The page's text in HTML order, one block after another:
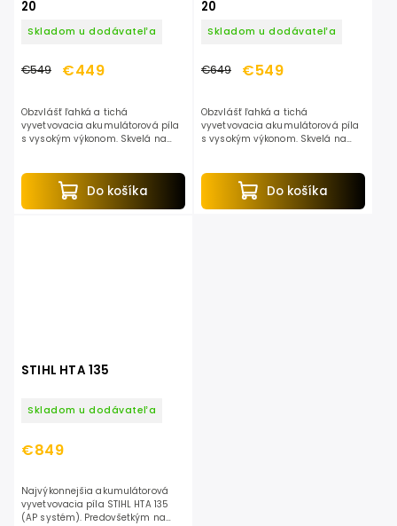
20
Skladom u dodávateľa
€549 €449
Do košíka
Obzvlášť ľahká a tichá
vyvetvovacia akumulátorová píla
s vysokým výkonom. Skvelá na
pevný hriadeľ. Celková dĺžka 280...
20
Skladom u dodávateľa
€649 €549
Do košíka
Obzvlášť ľahká a tichá
vyvetvovacia akumulátorová píla
s vysokým výkonom. Skvelá na
pevný hriadeľ. Celková dĺžka 280...
STIHL HTA 135
Skladom u dodávateľa
€849
Najvýkonnejšia akumulátorová
vyvetvovacia píla STIHL HTA 135
(AP systém). Predovšetkým na